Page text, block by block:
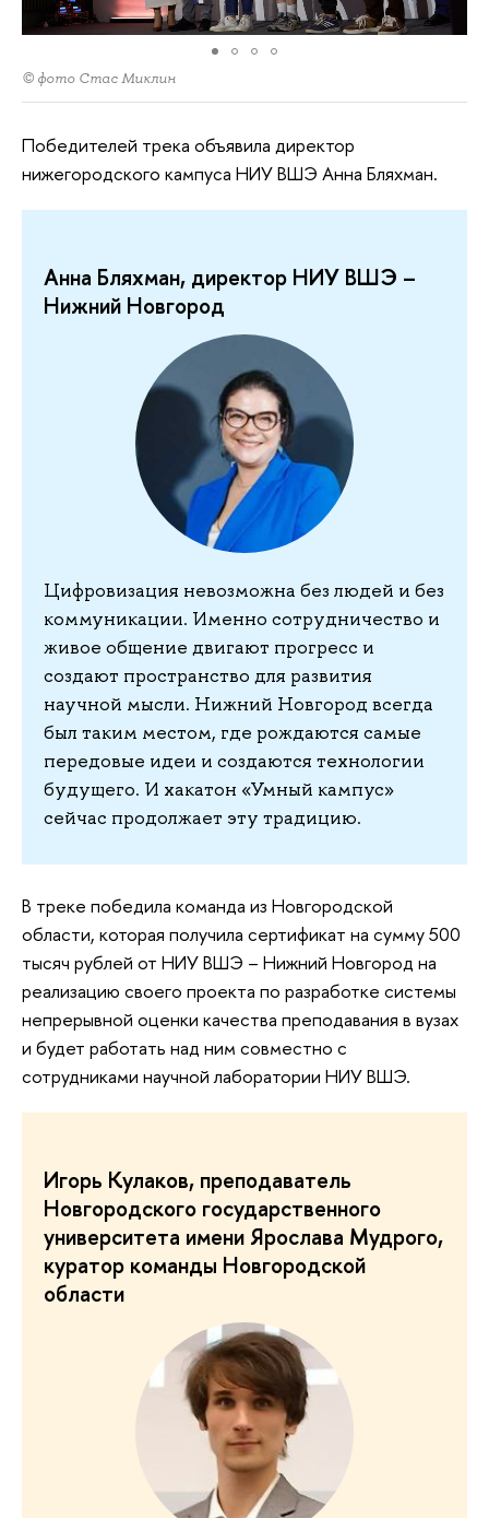
© фото Стас Миклин
Победителей трека объявила директор
нижегородского кампуса НИУ ВШЭ Анна Бляхман.
Анна Бляхман, директор НИУ ВШЭ –
Нижний Новгород
Цифровизация невозможна без людей и без
коммуникации. Именно сотрудничество и
живое общение двигают прогресс и
создают пространство для развития
научной мысли. Нижний Новгород всегда
был таким местом, где рождаются самые
передовые идеи и создаются технологии
будущего. И хакатон «Умный кампус»
сейчас продолжает эту традицию.
В треке победила команда из Новгородской
области, которая получила сертификат на сумму 500
тысяч рублей от НИУ ВШЭ – Нижний Новгород на
реализацию своего проекта по разработке системы
непрерывной оценки качества преподавания в вузах
и будет работать над ним совместно с
сотрудниками научной лаборатории НИУ ВШЭ.
Игорь Кулаков, преподаватель
Новгородского государственного
университета имени Ярослава Мудрого,
куратор команды Новгородской
области